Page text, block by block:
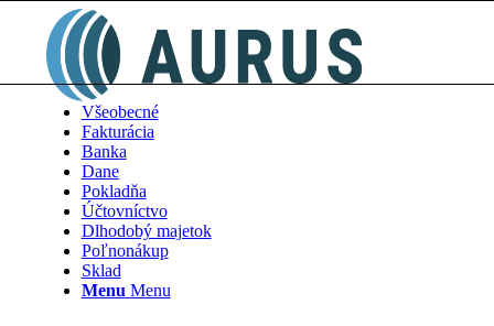
Všeobecné
Fakturácia
Banka
Dane
Pokladňa
Účtovníctvo
Dlhodobý majetok
Poľnonákup
Sklad
Menu Menu